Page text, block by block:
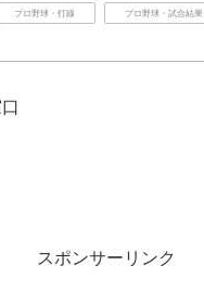
プロ野球・打線 プロ野球・試合結果
スポンサーリンク